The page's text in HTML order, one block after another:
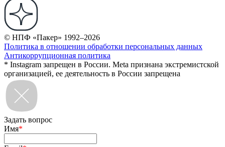
© НПФ «Пакер» 1992–2026
Политика в отношении обработки персональных данных
Антикоррупционная политика
* Instagram запрещен в России. Meta признана экстремистской
организацией, ее деятельность в России запрещена
Задать вопрос
Имя*